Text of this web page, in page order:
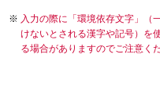
入力の際に「環境依存文字」（
けないとされる漢字や記号）を
る場合がありますのでご注意くだ